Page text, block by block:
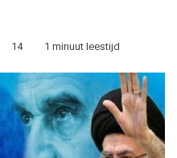
14 1 minuut leestijd